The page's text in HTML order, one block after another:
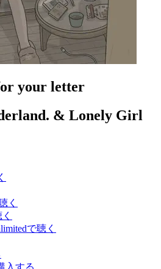
your letter
& Lonely Girl